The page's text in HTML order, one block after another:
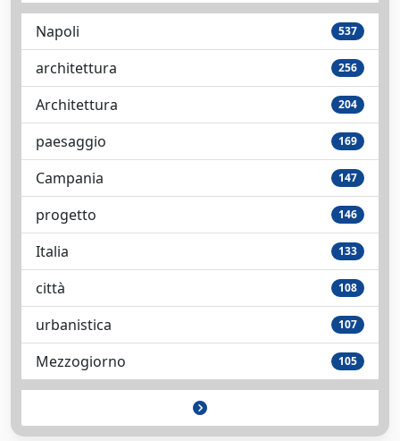
Napoli 537
architettura 256
Architettura 204
paesaggio 169
Campania 147
progetto 146
Italia 133
città 108
urbanistica 107
Mezzogiorno 105